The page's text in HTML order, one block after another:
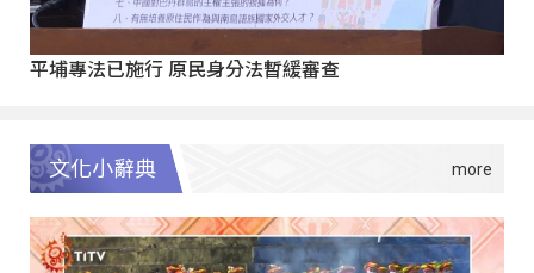
平埔專法已施行 原民身分法暫緩審查
文化小辭典